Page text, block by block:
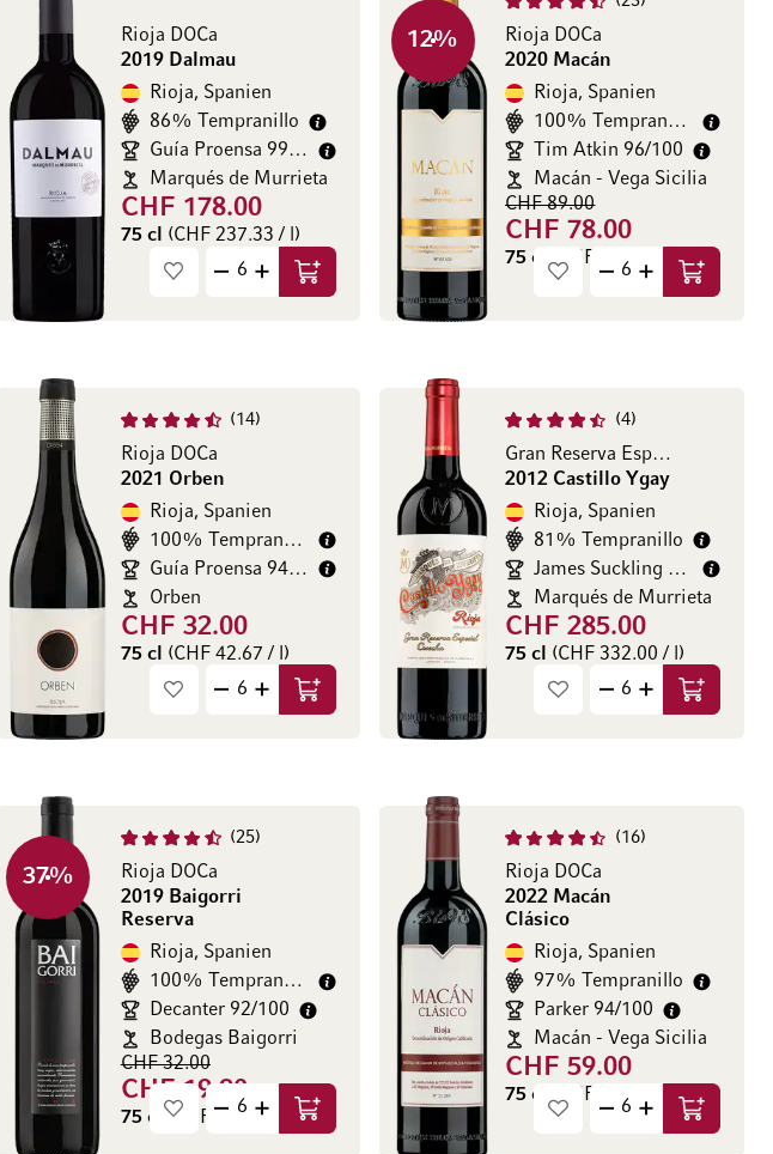
Rioja DOCa
2019 Dalmau
Rioja, Spanien
86% Tempranillo
Guía Proensa 99/100
Marqués de Murrieta
CHF 178.00
75 cl (CHF 237.33 / l)
In den Warenkorb
Rioja DOCa
2020 Macán
12%
Rioja, Spanien
100% Tempranillo
Tim Atkin 96/100
Macán - Vega Sicilia
CHF 78.00
CHF 89.00
75 cl (CHF 104.00 / l)
In den
14
Rioja DOCa
2021 Orben
Rioja, Spanien
100% Tempranillo
Guía Proensa 94/100
Orben
CHF 32.00
75 cl (CHF 42.67 / l)
In den Warenkorb
4
Gran Reserva Especial
2012 Castillo Ygay
Rioja, Spanien
81% Tempranillo
James Suckling 100/100
Marqués de Murrieta
CHF 285.00
75 cl (CHF 332.00 / l)
In den
25
Rioja DOCa
2019 Baigorri
Reserva
37%
Rioja, Spanien
100% Tempranillo
Decanter 92/100
Bodegas Baigorri
CHF 19.90
CHF 32.00
75 cl (CHF 26.53 / l) In den Warenkorb
16
Rioja DOCa
2022 Macán
Clásico
Rioja, Spanien
97% Tempranillo
Parker 94/100
Macán - Vega Sicilia
CHF 59.00
75 cl (CHF 78.67 / l)
In den